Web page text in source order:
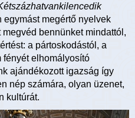
egymást megértő nyelvek
bennünket mindattól,
a pártoskodástól, a
fényét elhomályosító
ajándékozott igazság így
nép számára, olyan üzenet,
kultúrát.